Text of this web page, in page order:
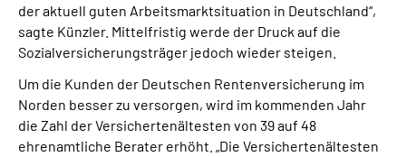
der aktuell guten Arbeitsmarktsituation in Deutschland“,
sagte Künzler. Mittelfristig werde der Druck auf die
Sozialversicherungsträger jedoch wieder steigen.
Um die Kunden der Deutschen Rentenversicherung im
Norden besser zu versorgen, wird im kommenden Jahr
die Zahl der Versichertenältesten von 39 auf 48
ehrenamtliche Berater erhöht. „Die Versichertenältesten